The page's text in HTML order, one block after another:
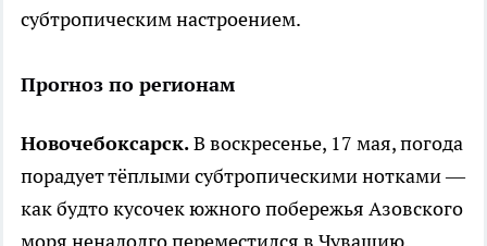
субтропическим настроением.
Прогноз по регионам
Новочебоксарск.В воскресенье, 17 мая, погода
порадует тёплыми субтропическими нотками —
как будто кусочек южного побережья Азовского